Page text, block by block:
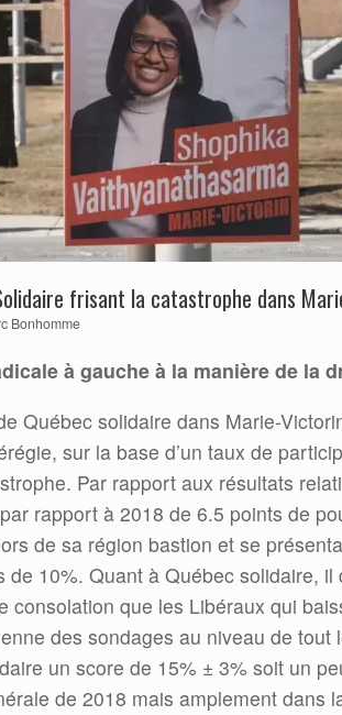
frisant la catastrophe dans
Bonhomme
à gauche à la manière de la
Québec solidaire dans Marie-
sur la base d’un taux de
Par rapport aux résultats
rapport à 2018 de 6.5 points de
de sa région bastion et se
de 10%. Quant à Québec solidaire,
consolation que les Libéraux qui
des sondages au niveau de tout
un score de 15% ± 3% soit un
de 2018 mais amplement dans